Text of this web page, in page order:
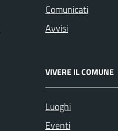
Comunicati
Avvisi
VIVERE IL COMUNE
Luoghi
Eventi